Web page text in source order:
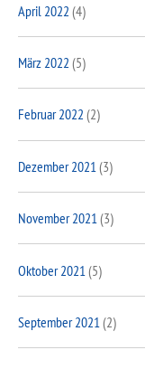
April 2022 (4)
März 2022 (5)
Februar 2022 (2)
Dezember 2021 (3)
November 2021(3)
Oktober 2021 (5)
September 2021 (2)